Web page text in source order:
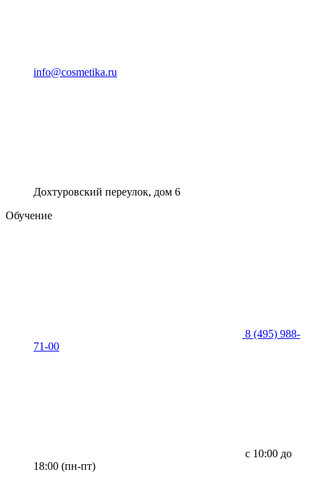
info@cosmetika.ru
Дохтуровский переулок, дом 6
Обучение
8 (495) 988-
71-00
с 10:00 до
18:00 (пн-пт)